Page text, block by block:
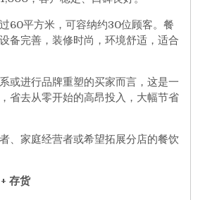
60平方米，可容纳约30位顾客。餐
备完善，装修时尚，环境舒适，适合
或进行品牌重塑的买家而言，这是一
省去从零开始的高昂投入，大幅节省
、家庭经营者或希望拓展分店的餐饮
存货